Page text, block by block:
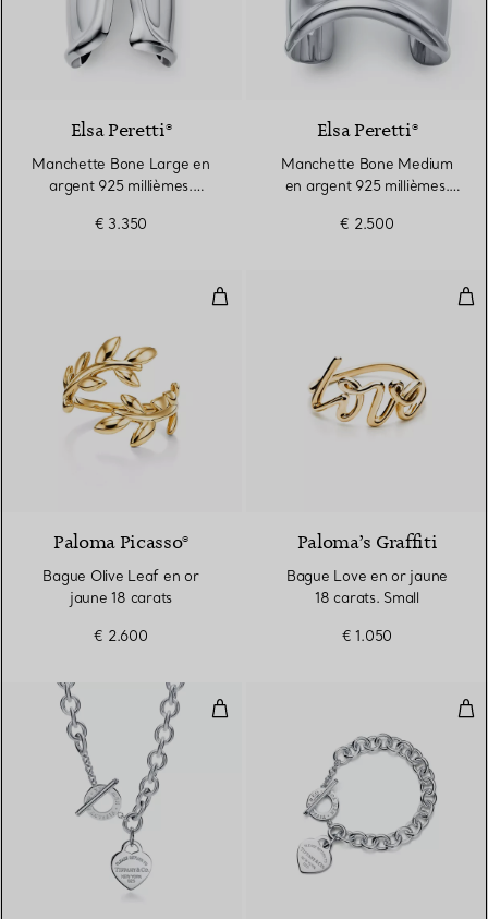
Elsa Peretti®
Manchette Bone Large en
argent 925 millièmes.
€ 3.350
Elsa Peretti®
Manchette Bone Medium
en argent 925 millièmes.
€ 2.500
Bague Olive Leaf en or jaune 18
Paloma Picasso®
Bague Olive Leaf en or
jaune 18 carats
€ 2.600
Paloma’s Graffiti
Bague Love en or jaune
18 carats. Small
€ 1.050
Collier Plaque Cœur avec